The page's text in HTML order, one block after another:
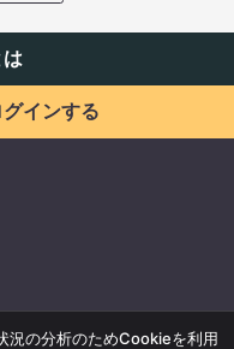
インする
況の分析のためCookieを利用